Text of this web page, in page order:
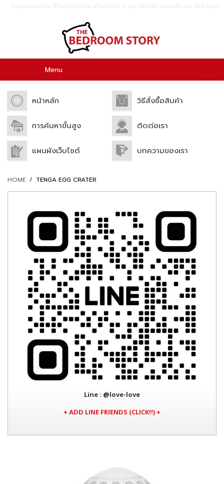
ขายถุงยางอนามัย ที่ใหญ่ที่สุดในไทย พร้อมส่งถึงบ้าน ถุงยางอนามัย เจลหล่อลื่น เเละ สินค้าคุณภา
Menu
หน้าหลัก วิธีสั่งซื้อสินค้า
การค้นหาขั้นสูง ติดต่อเรา
แผนผังเว็บไซต์ บทความของเรา
HOME / TENGA EGG CRATER
Line : @love-love
+ ADD LINE FRIENDS (CLICK!!) +